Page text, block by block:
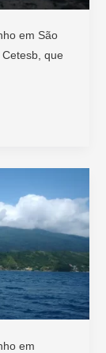
em São
que
em